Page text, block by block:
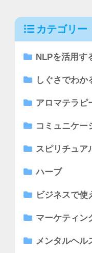
カテゴリー
NLPを活用す
しぐさでわか
アロマテラピ
コミュニケー
スピリチュア
ハーブ
ビジネスで使
マーケティン
メンタルヘル